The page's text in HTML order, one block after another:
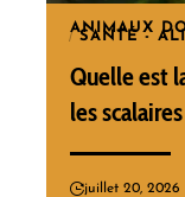
ANIMAUX
SANTÉ -
Quelle est
les
juillet 20, 2026